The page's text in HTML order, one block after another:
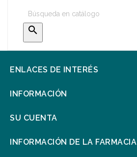

ENLACES DE INTERÉS
INFORMACIÓN
SU CUENTA
INFORMACIÓN DE LA FARMACIA